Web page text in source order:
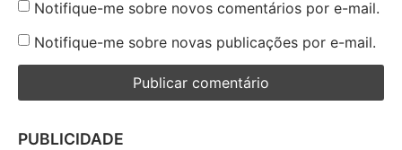
Notifique-me sobre novos comentários por e-mail.
Notifique-me sobre novas publicações por e-mail.
PUBLICIDADE